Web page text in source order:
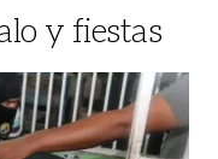
y fiestas